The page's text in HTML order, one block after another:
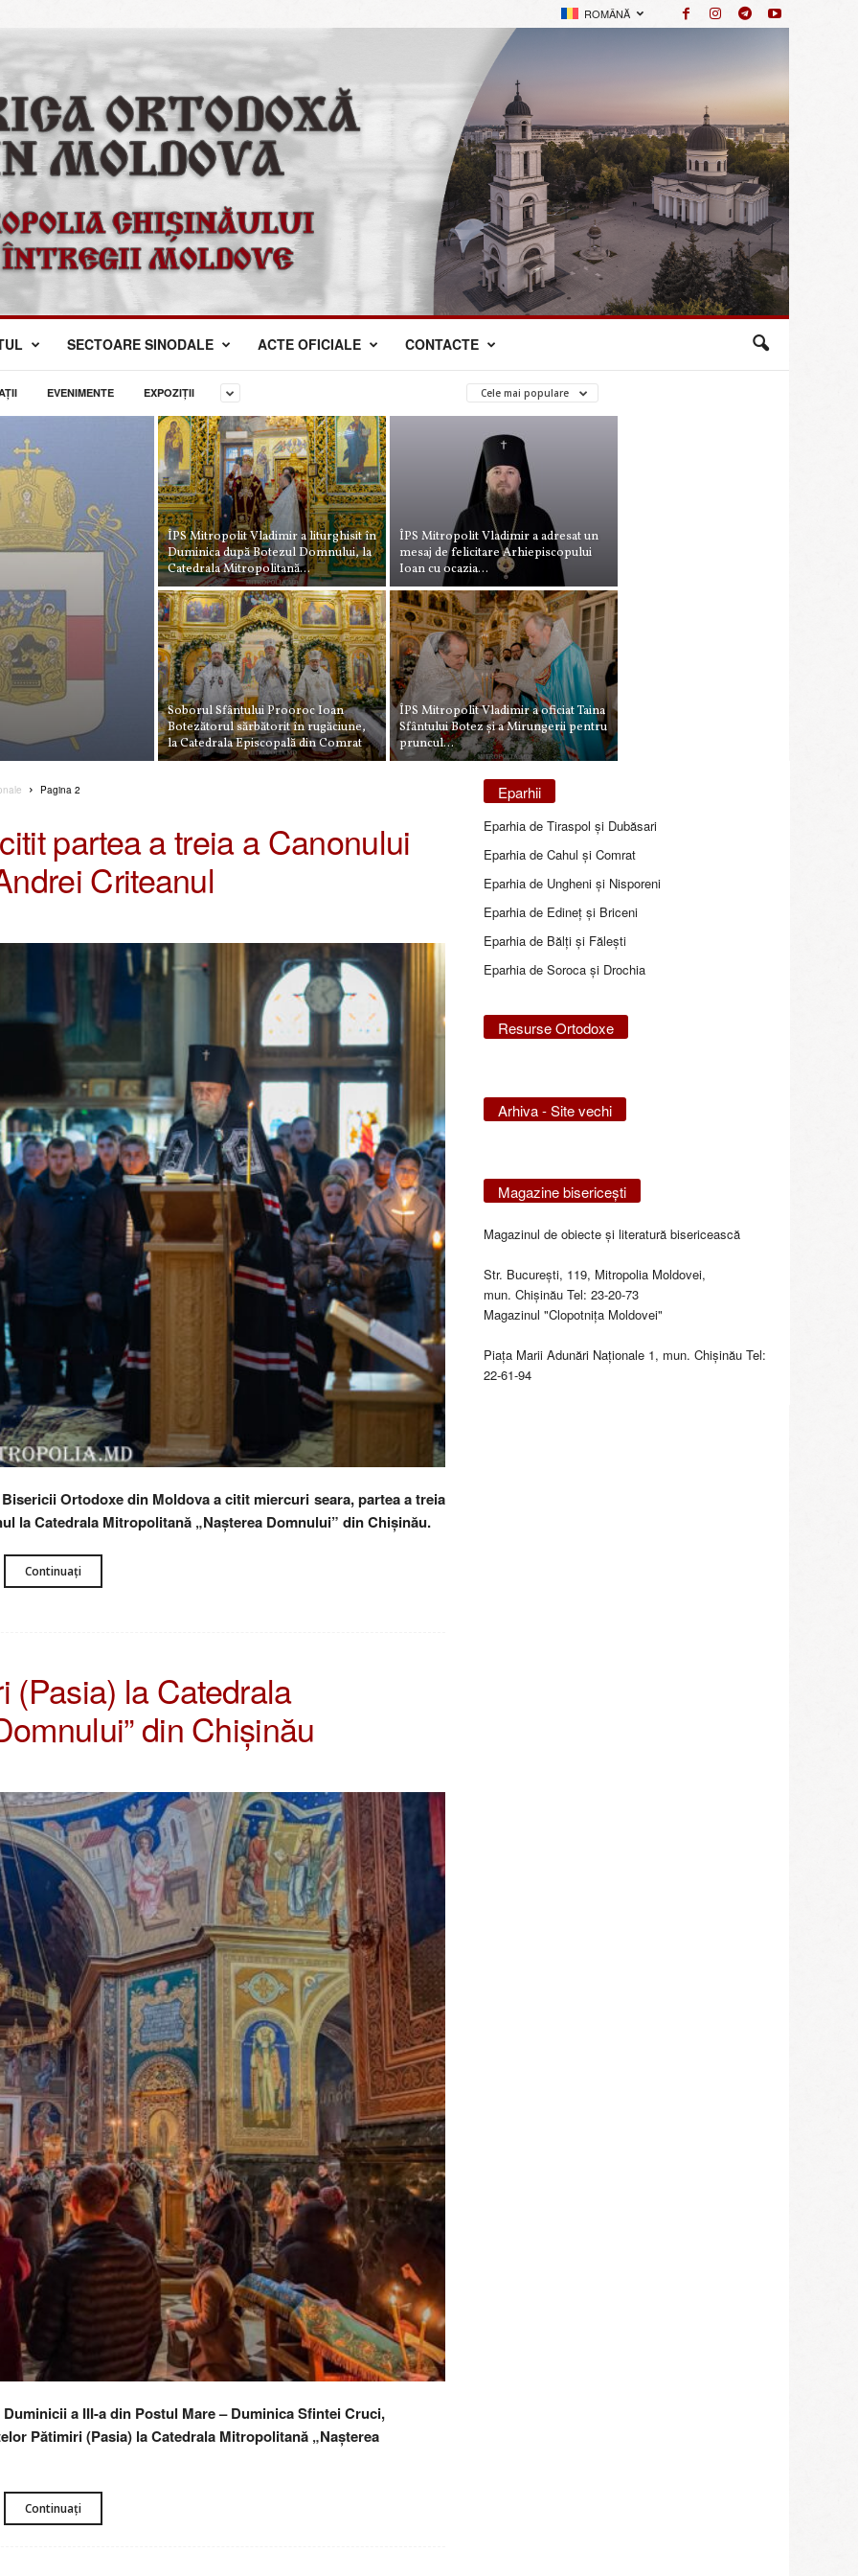
ROMÂNĂ
SECTOARE SINODALE ACTE OFICIALE CONTACTE
EVENIMENTE EXPOZIȚII Cele mai populare
ÎPS Mitropolit Vladimir a liturghisit în
Duminica după Botezul Domnului, la
Catedrala Mitropolitană...
ÎPS Mitropolit Vladimir a adresat un
mesaj de felicitare Arhiepiscopului
Ioan cu ocazia...
Soborul Sfântului Prooroc Ioan
Botezătorul sărbătorit în rugăciune,
la Catedrala Episcopală din Comrat
ÎPS Mitropolit Vladimir a oficiat Taina
Sfântului Botez și a Mirungerii pentru
pruncul...
Pagina 2
partea a treia a Canonului
Criteanul
Ortodoxe din Moldova a citit miercuri seara, partea a treia
la Catedrala Mitropolitană „Nașterea Domnului” din Chișinău.
Continuați
(Pasia) la Catedrala
din Chișinău
a III-a din Postul Mare – Duminica Sfintei Cruci,
Pătimiri (Pasia) la Catedrala Mitropolitană „Nașterea
Continuați
Eparhii
Eparhia de Tiraspol și Dubăsari
Eparhia de Cahul și Comrat
Eparhia de Ungheni și Nisporeni
Eparhia de Edineţ şi Briceni
Eparhia de Bălţi şi Făleşti
Eparhia de Soroca și Drochia
Resurse Ortodoxe
Arhiva - Site vechi
Magazine bisericeşti
Magazinul de obiecte şi literatură bisericească
Str. Bucureşti, 119, Mitropolia Moldovei,
mun. Chişinău Tel: 23-20-73
Magazinul "Clopotniţa Moldovei"
Piaţa Marii Adunări Naţionale 1, mun. Chişinău Tel:
22-61-94